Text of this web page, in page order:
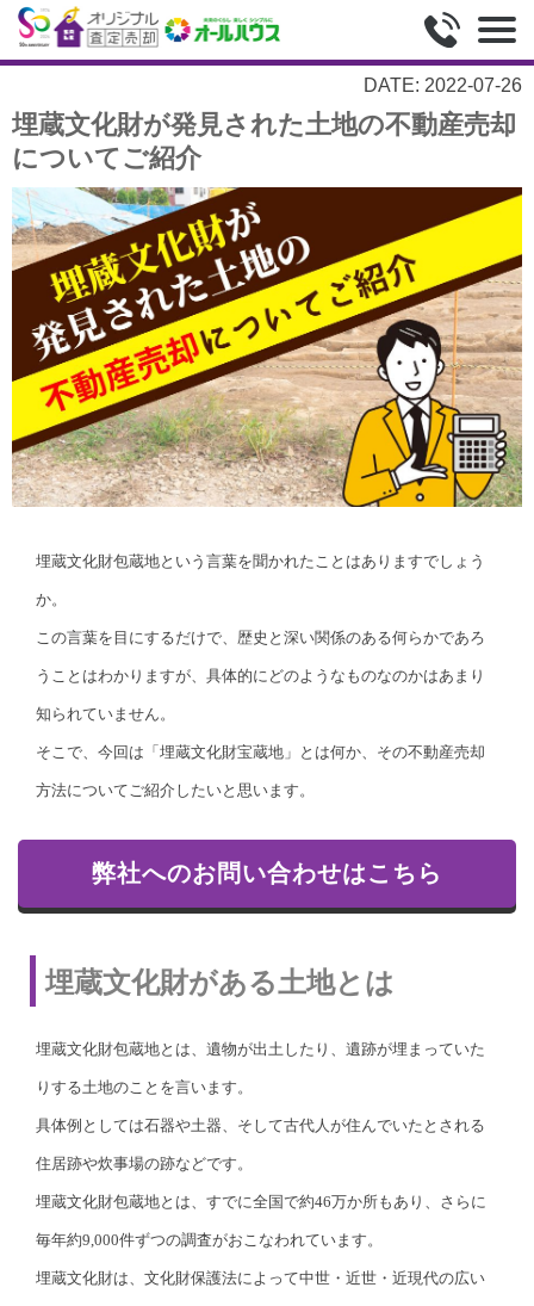
DATE: 2022-07-26
埋蔵文化財が発見された土地の不動産売却
についてご紹介
埋蔵文化財包蔵地という言葉を聞かれたことはありますでしょう
か。
この言葉を目にするだけで、歴史と深い関係のある何らかであろ
うことはわかりますが、具体的にどのようなものなのかはあまり
知られていません。
そこで、今回は「埋蔵文化財宝蔵地」とは何か、その不動産売却
方法についてご紹介したいと思います。
弊社へのお問い合わせはこちら
埋蔵文化財がある土地とは
埋蔵文化財包蔵地とは、遺物が出土したり、遺跡が埋まっていた
りする土地のことを言います。
具体例としては石器や土器、そして古代人が住んでいたとされる
住居跡や炊事場の跡などです。
埋蔵文化財包蔵地とは、すでに全国で約46万か所もあり、さらに
毎年約9,000件ずつの調査がおこなわれています。
埋蔵文化財は、文化財保護法によって中世・近世・近現代の広い